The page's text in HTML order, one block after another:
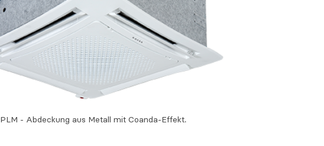
PLM - Abdeckung aus Metall mit Coanda-Effekt.